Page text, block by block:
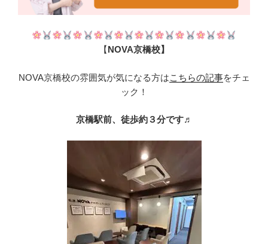
【NOVA京橋校】
NOVA京橋校の雰囲気が気になる方はこちらの記事をチェ
ック！
京橋駅前、徒歩約３分です♬